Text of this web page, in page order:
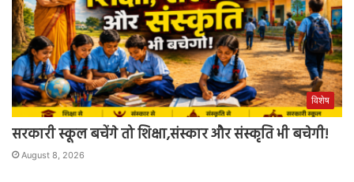
विशेष
सरकारी स्कूल बचेंगे तो शिक्षा,संस्कार और संस्कृति भी बचेगी!
August 8, 2026